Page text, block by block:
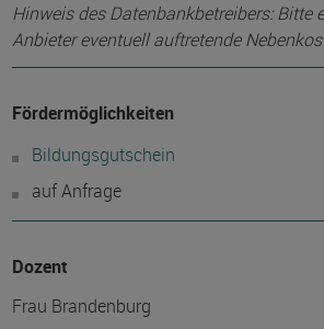
Hinweis des Datenbankbetreibers: Bitte
Anbieter eventuell auftretende
Fördermöglichkeiten
Bildungsgutschein
auf Anfrage
Dozent
Frau Brandenburg